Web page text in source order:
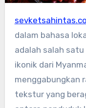
dalam bahasa
adalah salah
ikonik dari
menggabungkan
tekstur yang